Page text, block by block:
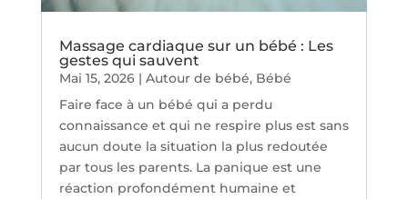
Massage cardiaque sur un bébé : Les
gestes qui sauvent
Mai 15, 2026| Autour de bébé, Bébé
Faire face à un bébé qui a perdu
connaissance et qui ne respire plus est sans
aucun doute la situation la plus redoutée
par tous les parents. La panique est une
réaction profondément humaine et